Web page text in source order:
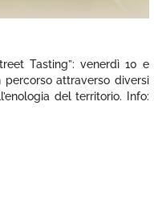
Tasting”: venerdì 10 e
attraverso diversi
del territorio. Info: